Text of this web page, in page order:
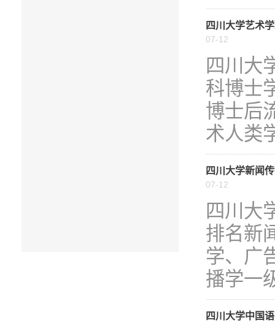
四川大学艺术
07-12
四川大
科博士
博士后
术人类
四川大学新闻
07-12
四川大
排名新
学、广
播学一
四川大学中国